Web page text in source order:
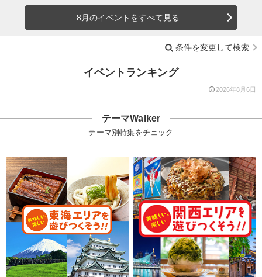
8月のイベントをすべて見る
条件を変更して検索
イベントランキング
2026年8月6日
テーマWalker
テーマ別特集をチェック